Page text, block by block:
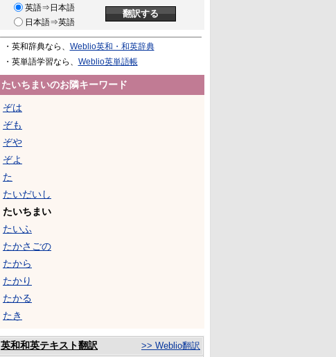
英語⇒日本語
日本語⇒英語
・英和辞典なら、 Weblio英和・和英辞典
・英単語学習なら、 Weblio英単語帳
たいちまいのお隣キーワード
ぞは
ぞも
ぞや
ぞよ
た
たいだいし
たいちまい
たいふ
たかさごの
たから
たかり
たかる
たき
英和和英テキスト翻訳 >> Weblio翻訳